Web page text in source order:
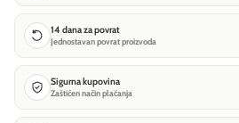
14 dana za povrat
Jednostavan povrat proizvoda
Sigurna kupovina
Zaštićen način plaćanja